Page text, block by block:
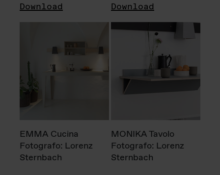
Download Download
EMMA Cucina
Fotografo: Lorenz
Sternbach
MONIKA Tavolo
Fotografo: Lorenz
Sternbach